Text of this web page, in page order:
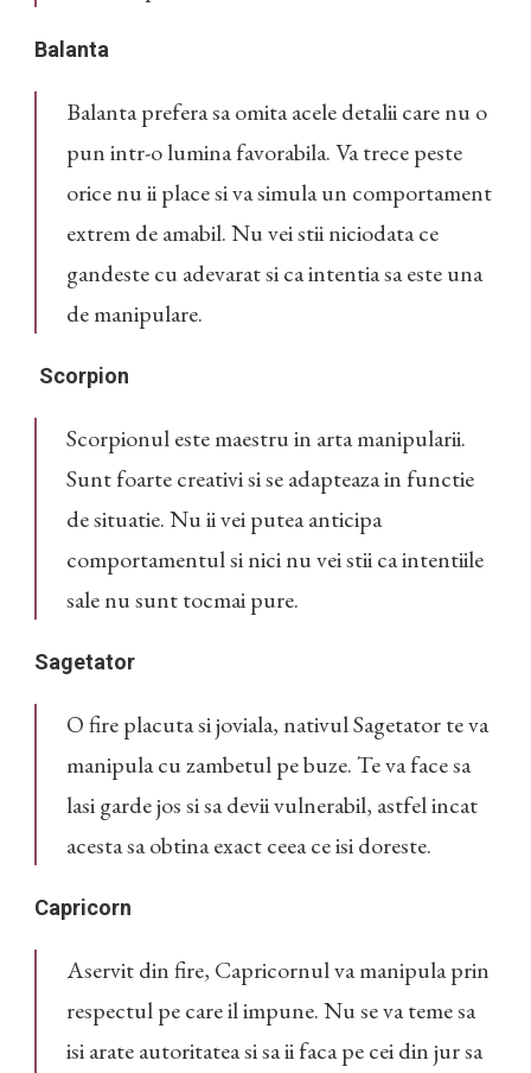
Balanta
Balanta prefera sa omita acele detalii care nu o
pun intr-o lumina favorabila. Va trece peste
orice nu ii place si va simula un comportament
extrem de amabil. Nu vei stii niciodata ce
gandeste cu adevarat si ca intentia sa este una
de manipulare.
Scorpion
Scorpionul este maestru in arta manipularii.
Sunt foarte creativi si se adapteaza in functie
de situatie. Nu ii vei putea anticipa
comportamentul si nici nu vei stii ca intentiile
sale nu sunt tocmai pure.
Sagetator
O fire placuta si joviala, nativul Sagetator te va
manipula cu zambetul pe buze. Te va face sa
lasi garde jos si sa devii vulnerabil, astfel incat
acesta sa obtina exact ceea ce isi doreste.
Capricorn
Aservit din fire, Capricornul va manipula prin
respectul pe care il impune. Nu se va teme sa
isi arate autoritatea si sa ii faca pe cei din jur sa